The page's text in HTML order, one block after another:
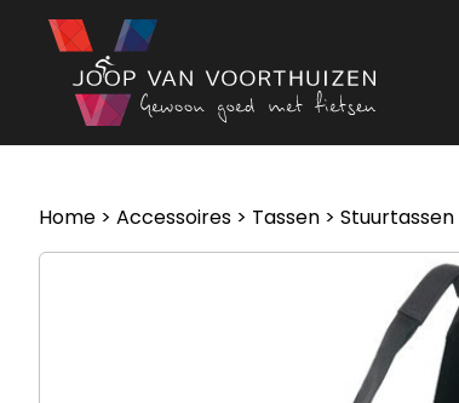
Ga naar de inhoud
Home > Accessoires > Tassen > Stuurtassen